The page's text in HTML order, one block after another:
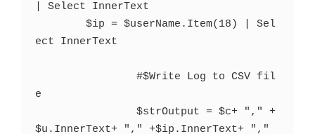
| Select InnerText
ect InnerText
e
$u.InnerText+ "," +$ip.InnerText+ ","